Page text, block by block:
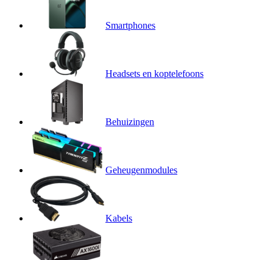
Smartphones
Headsets en koptelefoons
Behuizingen
Geheugenmodules
Kabels